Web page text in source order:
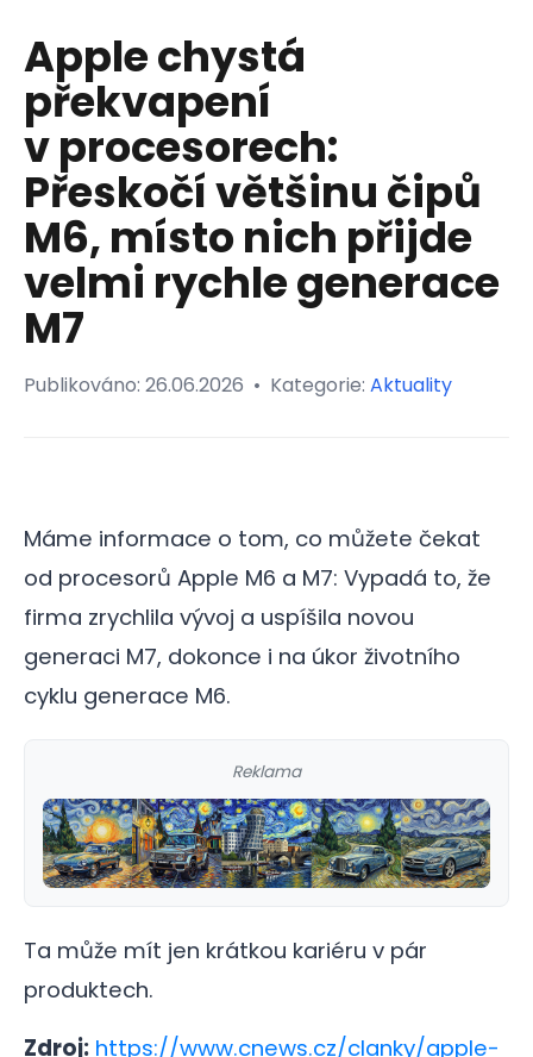
Apple chystá
překvapení
v procesorech:
Přeskočí většinu čipů
M6, místo nich přijde
velmi rychle generace
M7
Publikováno: 26.06.2026 • Kategorie: Aktuality
Máme informace o tom, co můžete čekat
od procesorů Apple M6 a M7: Vypadá to, že
firma zrychlila vývoj a uspíšila novou
generaci M7, dokonce i na úkor životního
cyklu generace M6.
Reklama
Ta může mít jen krátkou kariéru v pár
produktech.
Zdroj: https://www.cnews.cz/clanky/apple-